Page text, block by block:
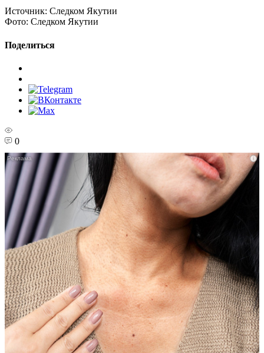
Источник: Следком Якутии
Фото: Следком Якутии
Поделиться
0
i